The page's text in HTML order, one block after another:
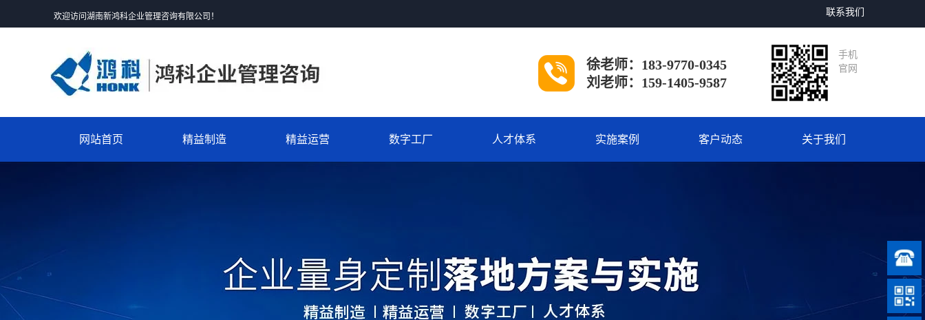
网站首页 精益制造 精益运营 数字工厂 人才体系 实施案例 客户动态 关于我们
欢迎访问湖南新鸿科企业管理咨询有限公司！
手机
官网
联系我们
徐老师：183-9770-0345
刘老师：159-1405-9587